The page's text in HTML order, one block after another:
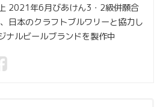
2021年6月びあけん3・2級併願合
日本のクラフトブルワリーと協力し
ナルビールブランドを製作中